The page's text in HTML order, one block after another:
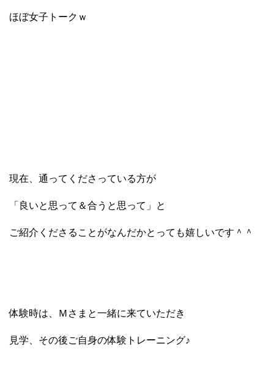
ほぼ女子トークｗ
現在、通ってくださっている方が
「良いと思って＆合うと思って」と
ご紹介くださることがなんだかとっても嬉しいです＾＾
体験時は、Ｍさまと一緒に来ていただき
見学、その後ご自身の体験トレーニング♪